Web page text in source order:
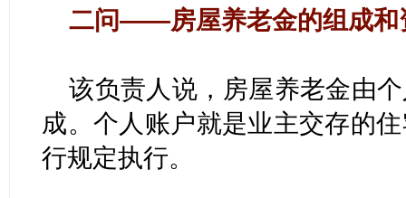
二问——房屋养老金的组成和
该负责人说，房屋养老金由
成。个人账户就是业主交存的
行规定执行。